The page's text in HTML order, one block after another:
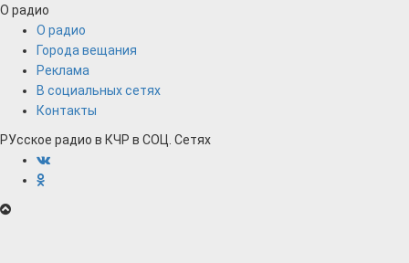
О радио
О радио
Города вещания
Реклама
В социальных сетях
Контакты
РУсское радио в КЧР в СОЦ. Сетях